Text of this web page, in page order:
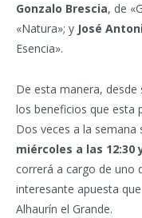
Gonzalo Brescia, de
«Natura»; y José
Esencia».
De esta manera,
los beneficios que esta
Dos veces a la
miércoles a las 12:30
correrá a cargo de uno
interesante apuesta
Alhaurín el Grande.